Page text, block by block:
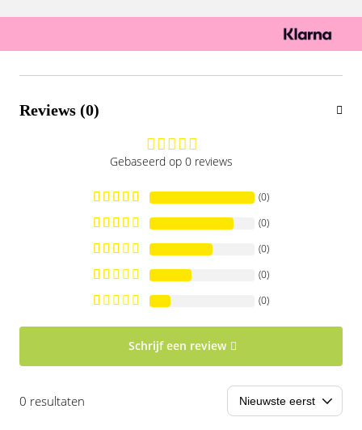
Reviews (0)
Gebaseerd op 0 reviews
(0)
(0)
(0)
(0)
(0)
Schrijf een review
0 resultaten